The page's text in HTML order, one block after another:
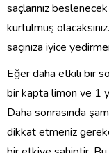
saçlarınız
kurtulmuş
saçınıza iyice
Eğer daha etkili bir
bir kapta limon ve 1
Daha sonrasında
dikkat etmeniz